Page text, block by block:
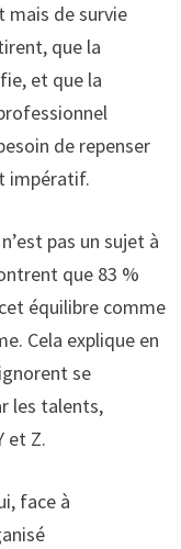
mais de survie
que la
et que la
de repenser
impératif.
n’est pas un sujet à
que 83 %
équilibre comme
Cela explique en
se
les talents,
et Z.
face à